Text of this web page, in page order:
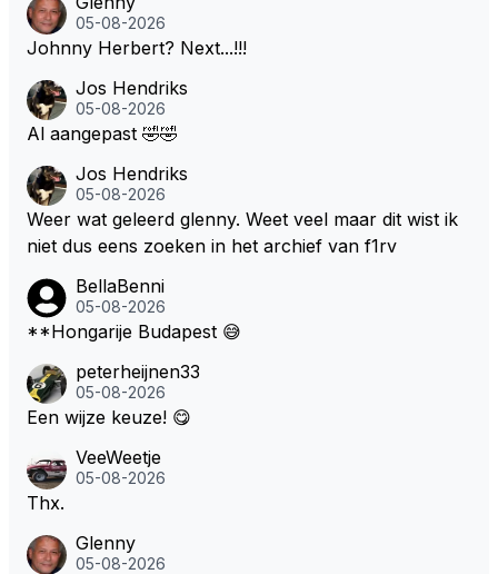
05-08-2026
Johnny Herbert? Next...!!!
Jos Hendriks
05-08-2026
Al aangepast 🤣🤣
Jos Hendriks
05-08-2026
Weer wat geleerd glenny. Weet veel maar dit wist ik
niet dus eens zoeken in het archief van f1rv
BellaBenni
05-08-2026
**Hongarije Budapest 😅
peterheijnen33
05-08-2026
Een wijze keuze! 😋
VeeWeetje
05-08-2026
Thx.
Glenny
05-08-2026